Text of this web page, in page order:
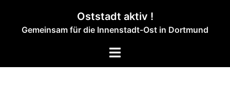
springen
Oststadt aktiv !
Gemeinsam für die Innenstadt-Ost in Dortmund
Menü